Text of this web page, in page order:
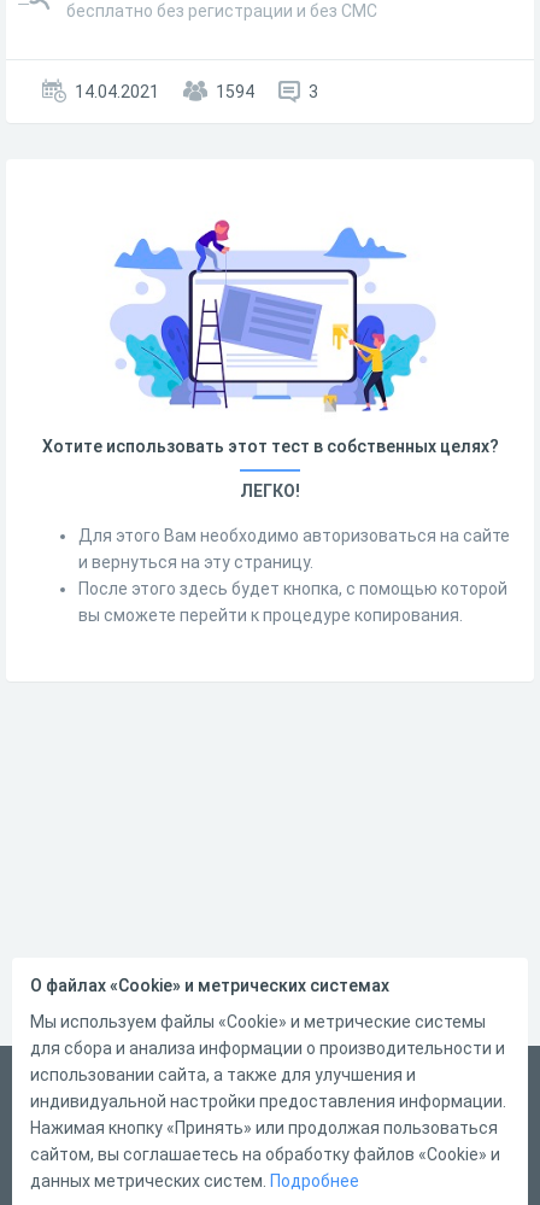
бесплатно без регистрации и без СМС
14.04.2021 1594 3
Хотите использовать этот тест в собственных целях?
ЛЕГКО!
Для этого Вам необходимо авторизоваться на сайте
и вернуться на эту страницу.
После этого здесь будет кнопка, с помощью которой
вы сможете перейти к процедуре копирования.
Русский
Справка
Форма обратной связи
О файлах «Cookie» и метрических системах
Мы используем файлы «Cookie» и метрические системы
для сбора и анализа информации о производительности и
использовании сайта, а также для улучшения и
индивидуальной настройки предоставления информации.
Нажимая кнопку «Принять» или продолжая пользоваться
сайтом, вы соглашаетесь на обработку файлов «Cookie» и
данных метрических систем. Подробнее